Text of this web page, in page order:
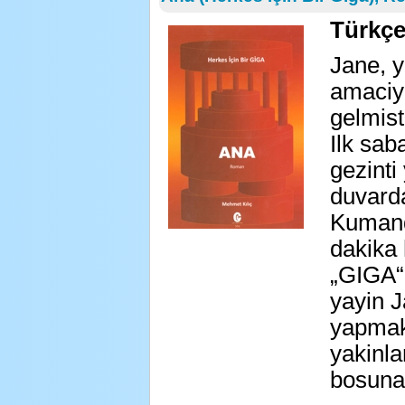
Jane,
Ilk
gezinti
dakika
yayin